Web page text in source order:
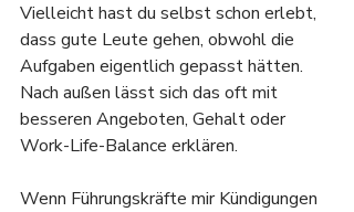
Vielleicht hast du selbst schon erlebt,
dass gute Leute gehen, obwohl die
Aufgaben eigentlich gepasst hätten.
Nach außen lässt sich das oft mit
besseren Angeboten, Gehalt oder
Work-Life-Balance erklären.
Wenn Führungskräfte mir Kündigungen